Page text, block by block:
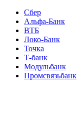
Сбер
Альфа-Банк
ВТБ
Локо-Банк
Точка
Т-банк
Модульбанк
Промсвязьбанк